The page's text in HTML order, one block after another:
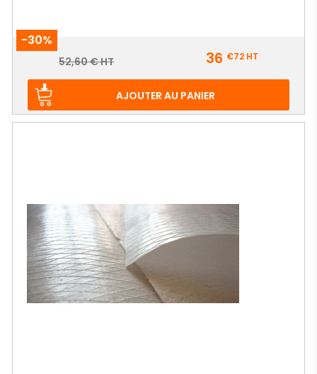
-30%
Prix
Prix
52,60 € HT 36 €72 HT
AJOUTER AU PANIER